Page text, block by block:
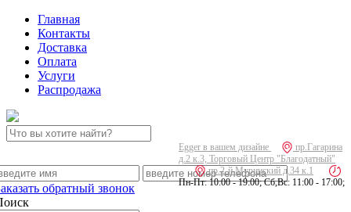
Главная
Контакты
Доставка
Оплата
Услуги
Распродажа
Egger в вашем дизайне
пр.Гагарина
д.2 к.3, Торговый Центр "Благодатный"
пр.2-й Муринский д.34 к.1
Пн-Пт: 10:00 - 19:00; Сб,Вс: 11:00 - 17:00;
обратный звонок